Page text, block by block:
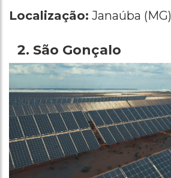
Localização: Janaúba (MG)
São Gonçalo